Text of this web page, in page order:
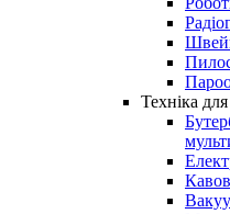
Техніка